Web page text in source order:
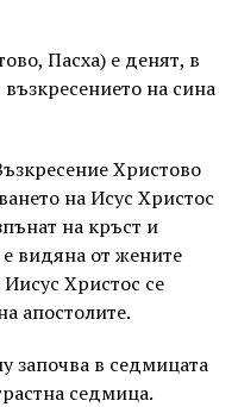
Пасха) е денят, в
на сина
Христово
на Исус Христос
на кръст и
видяна от жените
Христос се
апостолите.
започва в седмицата
седмица.